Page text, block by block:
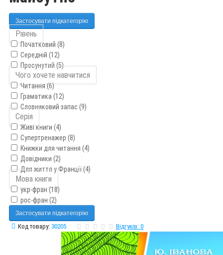
Застосувати підкатегорію
Рівень
Початковий (8)
Середній (12)
Просунутий (5)
Чого хочете навчитися
Читання (6)
Граматика (12)
Словниковий запас (9)
Серія
Живі книги (4)
Супертренажер (8)
Книжки для читання (4)
Довідники (2)
Для життя у Франції (4)
Мова книги
укр-фран (18)
рос-фран (2)
Застосувати підкатегорію
Код товару: 30205 Відгуків: 0